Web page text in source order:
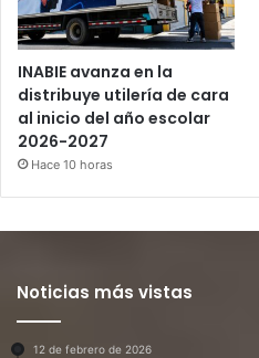
INABIE avanza en la
distribuye utilería de cara
al inicio del año escolar
2026-2027
Hace 10 horas
Noticias más vistas
12 de febrero de 2026